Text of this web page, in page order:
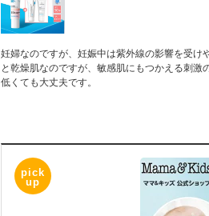
妊婦なのですが、妊娠中は紫外線の影響を受
と乾燥肌なのですが、敏感肌にもつかえる刺
低くても大丈夫です。
pick
up